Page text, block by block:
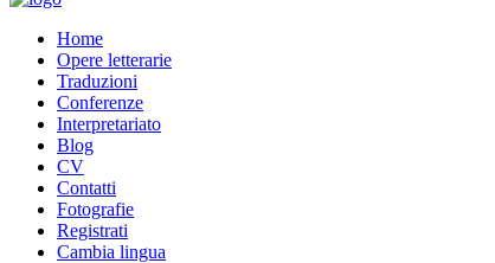
Home
Opere letterarie
Traduzioni
Conferenze
Interpretariato
Blog
CV
Contatti
Fotografie
Registrati
Cambia lingua